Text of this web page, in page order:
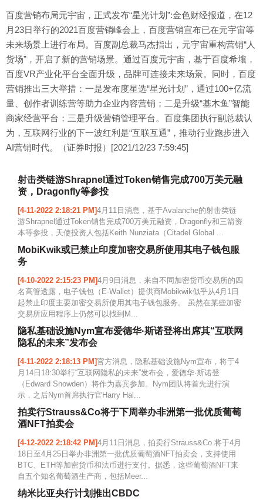
百度营销布局元宇宙，正式发布“星光计划”:金色财经报道，在12
月23日举行的2021百度营销峰会上，百度营销宣布已在元宇宙等
未来场景上进行布局。百度副总裁马杰指出，元宇宙重构营销“人
货场”，开启了新的营销场景。通过百度元宇宙，基于百度希壤，
百度VR产业化平台全面升级，品牌可连接未来场景。同时，百度
营销推出三大举措：一是发布度星选“星光计划”，通过100+亿流
量、创作者训练营等助力企业内容营销；二是升级“基木鱼”智能
商家经营平台；三是升级营销管理平台。百度集团执行副总裁认
为，互联网行业的下一波红利是“互联互通”，推动行业跑步进入
AI营销时代。（证券时报）[2021/12/23 7:59:45]
射击类链游Shrapnel通过Token销售完成700万美元融
资，Dragonfly等参投
[4-11-2022 2:18:21 PM]4月11日消息，基于Avalanche的射击类链
游Shrapnel通过Token销售完成700万美元融资，Dragonfly和三箭资
本等参投，天使投资人包括Keith Nunziata（Citadel Global ...
MobiKwik或已禁止印度加密交易所使用其电子钱包服
务
[4-10-2022 2:15:23 PM]4月9日消息，来自不同加密货币交易所的四
名高管透露，电子钱包（E-Wallet）提供商Mobikwik似乎从4月1日
起禁止印度主要加密交易所使用其电子钱包服务。 虽然在某些加密
交易所应用程序上仍然可以找到M...
隐私基础设施Nym宣布爱德华·斯诺登将出席其“互联网
隐私的未来”发布会
[4-11-2022 2:18:13 PM]官方消息，隐私基础设施Nym宣布，将于4
月14日18:30举行“互联网隐私的未来”发布会，爱德华·斯诺登
（Edward Snowden）将作为嘉宾参加。Nym团队将首先进行演
示，之后Nym首席执行官Harry Hal...
拍卖行Strauss&Co将于下周举办非洲第一批优质葡萄
酒NFT拍卖会
[4-12-2022 2:18:42 PM]4月11日消息，拍卖行Strauss&Co.将于4月
18日至4月25日举办非洲第一批优质葡萄酒NFT拍卖会，支持使用
BTC、ETH等加密货币和法币进行支付。据悉，这些葡萄酒NFT来
自五个知名葡萄酒生产商，包括Meer...
纳米比亚央行计划推出CBDC